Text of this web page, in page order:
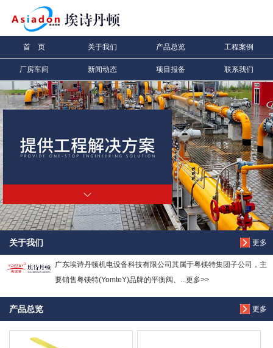
首 页 关于我们 产品总览 工程案例
厂房车间 新闻动态 项目报备 联系我们
更多
关于我们
广东埃诗丹顿机电设备科技有限公司其属于粤镁特集团子公司，主
要销售粤镁特(YomteY)品牌的平衡阀、...更多>>
更多
产品总览
信息搜索
搜索